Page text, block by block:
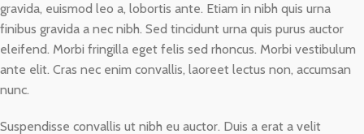
gravida, euismod leo a, lobortis ante. Etiam in nibh quis urna
finibus gravida a nec nibh. Sed tincidunt urna quis purus auctor
eleifend. Morbi fringilla eget felis sed rhoncus. Morbi vestibulum
ante elit. Cras nec enim convallis, laoreet lectus non, accumsan
nunc.
Suspendisse convallis ut nibh eu auctor. Duis a erat a velit